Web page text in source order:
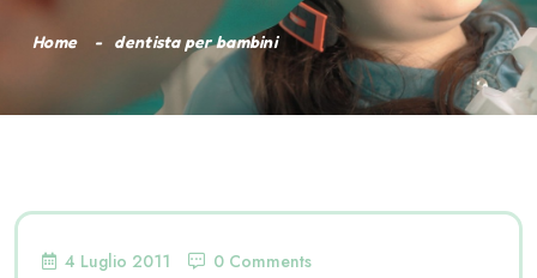
Home dentista per bambini
4 Luglio 2011 0 Comments